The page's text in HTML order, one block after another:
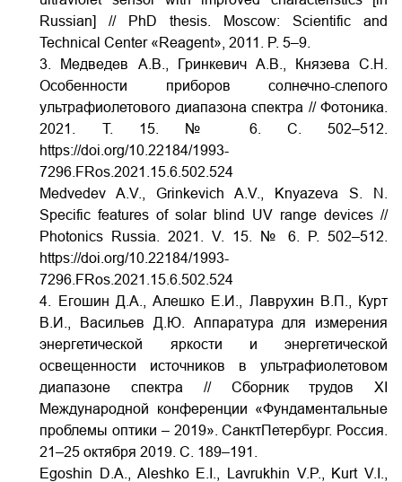
Russian] // PhD thesis. Moscow: Scientific and
Technical Center «Reagent», 2011. P. 5–9.
3. Медведев А.В., Гринкевич А.В., Князева С.Н.
Особенности приборов солнечно-слепого
ультрафиолетового диапазона спектра // Фотоника.
2021. Т. 15. № 6. С. 502–512.
https://doi.org/10.22184/1993-
7296.FRos.2021.15.6.502.524
Medvedev A.V., Grinkevich A.V., Knyazeva S. N.
Specific features of solar blind UV range devices //
Photonics Russia. 2021. V. 15. № 6. P. 502–512.
https://doi.org/10.22184/1993-
7296.FRos.2021.15.6.502.524
4. Егошин Д.А., Алешко Е.И., Лаврухин В.П., Курт
В.И., Васильев Д.Ю. Аппаратура для измерения
энергетической яркости и энергетической
освещенности источников в ультрафиолетовом
диапазоне спектра // Сборник трудов XI
Международной конференции «Фундаментальные
проблемы оптики – 2019». СанктПетербург. Россия.
21–25 октября 2019. С. 189–191.
Egoshin D.A., Aleshko E.I., Lavrukhin V.P., Kurt V.I.,